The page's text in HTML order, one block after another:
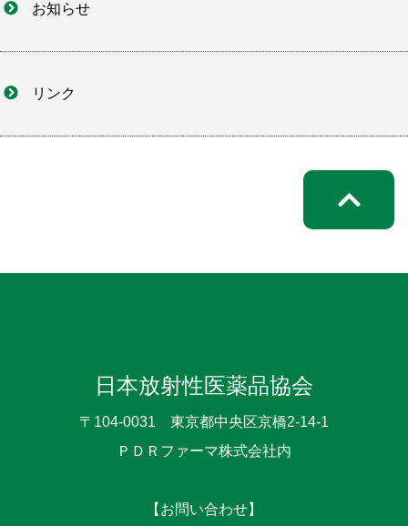
お知らせ
リンク
日本放射性医薬品協会
〒104-0031 東京都中央区京橋2-14-1
ＰＤＲファーマ株式会社内
【お問い合わせ】